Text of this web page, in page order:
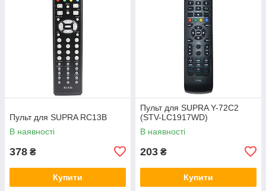
Пульт для SUPRA RC13B
В наявності
378 ₴
Купити
Пульт для SUPRA Y-72C2
(STV-LC1917WD)
В наявності
203 ₴
Купити